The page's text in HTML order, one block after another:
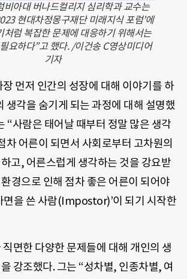
비아대 버나드컬리지 심리학과 교수는
현대차정몽구재단 미래지식 포럼’에
처럼 복잡한 문제에 대응하기 위해서는
요하다”고 했다. /이건송 C영상미디어
기자
먼저 인간의 성장에 대해 이야기를 하
생각을 숨기게 되는 과정에 대해 설명했
“사람은 태어날 때부터 정말 많은 생각
차 어른이 되면서 사회로부터 고차원의
고, 어른스럽게 생각하는 것을 강요받
경으로 인해 점차 좋은 어른이 되어야
면을 쓴 사람(Impostor)’이 되기 시작한
면한 다양한 문제들에 대해 개인의 생
강조했다. 그는 “성차별, 인종차별, 여